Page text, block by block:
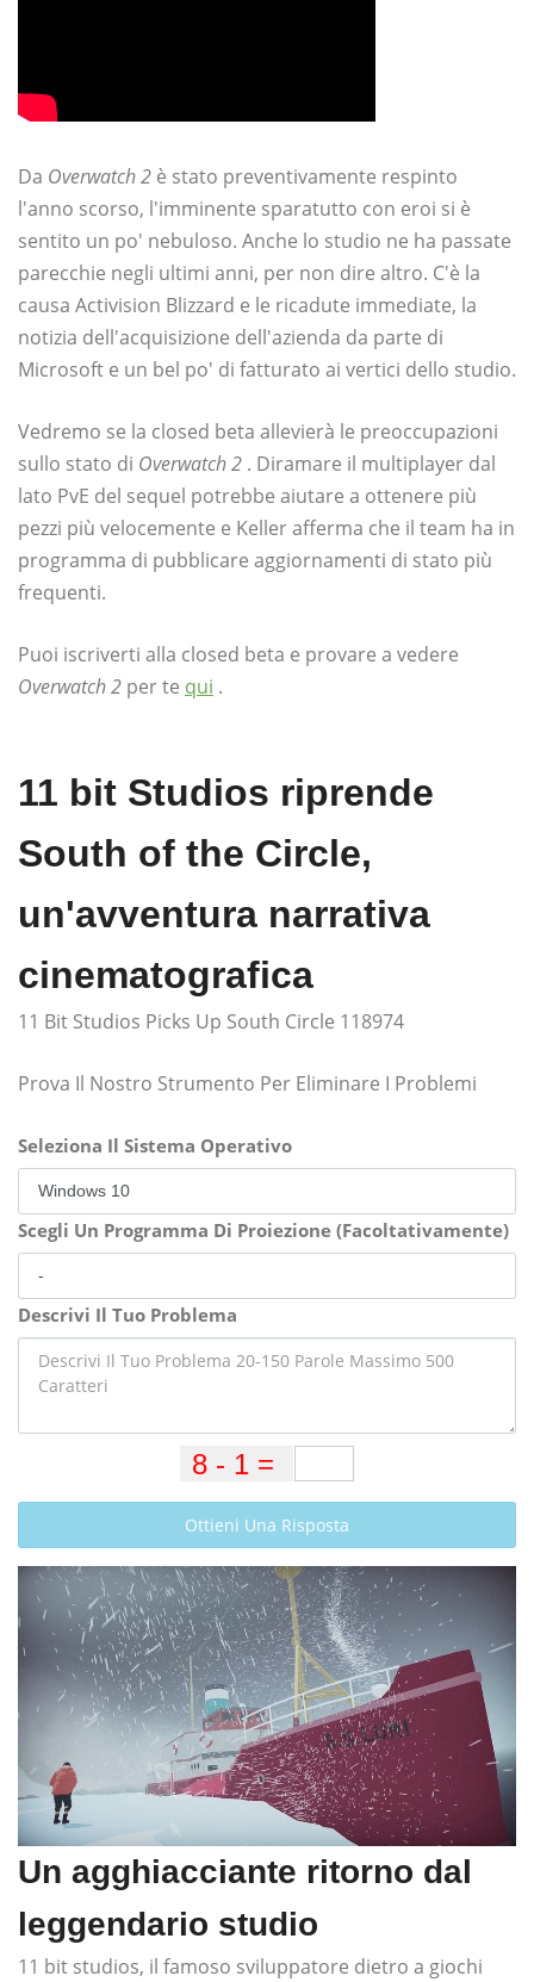
Da Overwatch 2 è stato preventivamente respinto
l'anno scorso, l'imminente sparatutto con eroi si è
sentito un po' nebuloso. Anche lo studio ne ha passate
parecchie negli ultimi anni, per non dire altro. C'è la
causa Activision Blizzard e le ricadute immediate, la
notizia dell'acquisizione dell'azienda da parte di
Microsoft e un bel po' di fatturato ai vertici dello studio.
Vedremo se la closed beta allevierà le preoccupazioni
sullo stato di Overwatch 2 . Diramare il multiplayer dal
lato PvE del sequel potrebbe aiutare a ottenere più
pezzi più velocemente e Keller afferma che il team ha in
programma di pubblicare aggiornamenti di stato più
frequenti.
Puoi iscriverti alla closed beta e provare a vedere
Overwatch 2 per te qui .
11 bit Studios riprende
South of the Circle,
un'avventura narrativa
cinematografica
11 Bit Studios Picks Up South Circle 118974
Prova Il Nostro Strumento Per Eliminare I Problemi
Seleziona Il Sistema Operativo
Scegli Un Programma Di Proiezione (Facoltativamente)
Descrivi Il Tuo Problema
Ottieni Una Risposta
Un agghiacciante ritorno dal
leggendario studio
11 bit studios, il famoso sviluppatore dietro a giochi